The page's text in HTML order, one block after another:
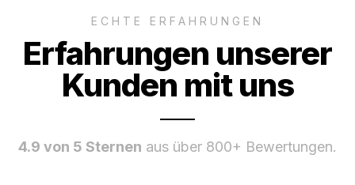
ECHTE ERFAHRUNGEN
Erfahrungen unserer
Kunden mit uns
4.9 von 5 Sternen aus über 800+ Bewertungen.